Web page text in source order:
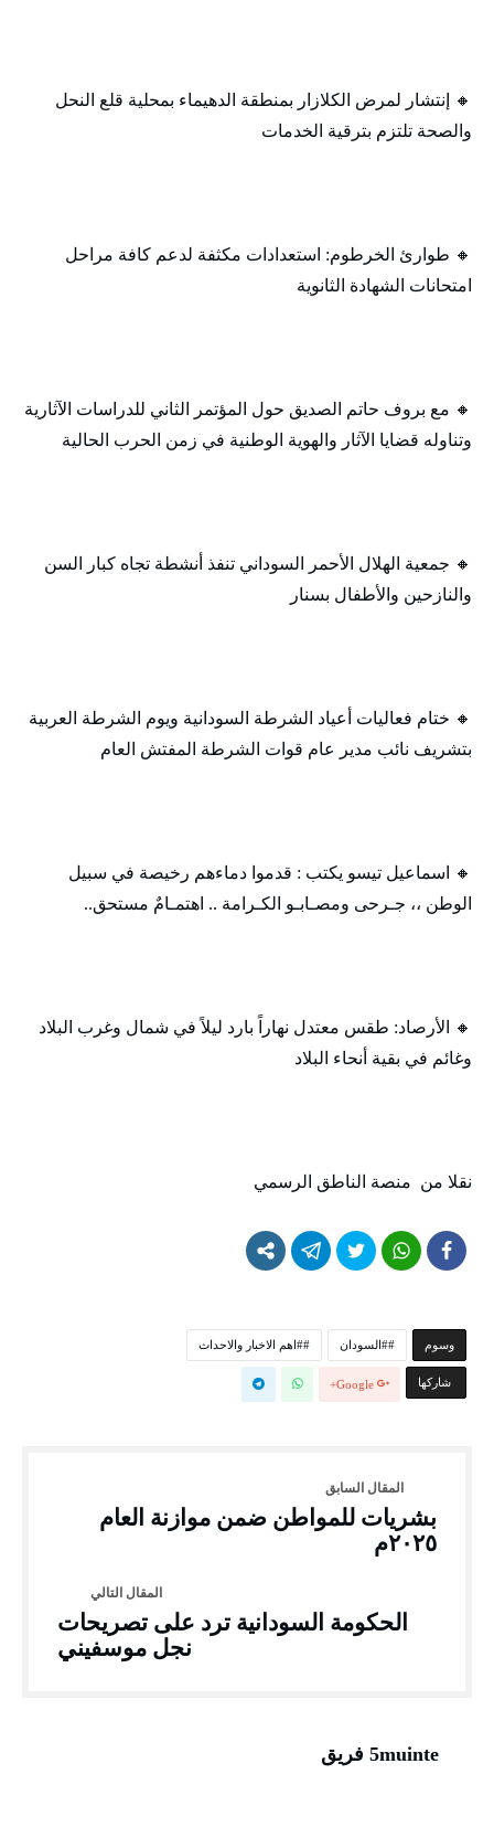
🔸 إنتشار لمرض الكلازار بمنطقة الدهيماء بمحلية قلع النحل
والصحة تلتزم بترقية الخدمات
🔸 طوارئ الخرطوم: استعدادات مكثفة لدعم كافة مراحل
امتحانات الشهادة الثانوية
🔸 مع بروف حاتم الصديق حول المؤتمر الثاني للدراسات الآثارية
وتناوله قضايا الآثار والهوية الوطنية في زمن الحرب الحالية
🔸 جمعية الهلال الأحمر السوداني تنفذ أنشطة تجاه كبار السن
والنازحين والأطفال بسنار
🔸 ختام فعاليات أعياد الشرطة السودانية ويوم الشرطة العربية
بتشريف نائب مدير عام قوات الشرطة المفتش العام
🔸 اسماعيل تيسو يكتب : قدموا دماءهم رخيصة في سبيل
الوطن ،، جـرحى ومصـابـو الكـرامة .. اهتمـامٌ مستحق..
🔸 الأرصاد: طقس معتدل نهاراً بارد ليلاً في شمال وغرب البلاد
وغائم في بقية أنحاء البلاد
نقلا من منصة الناطق الرسمي
‫‫‫‫وسوم‬ #السودان #اهم الاخبار والاحداث
‫‫ شاركها‬ Google+
بشريات للمواطن ضمن موازنة العام
٢٠٢٥م
الحكومة السودانية ترد على تصريحات
نجل موسفيني
5muinte فريق